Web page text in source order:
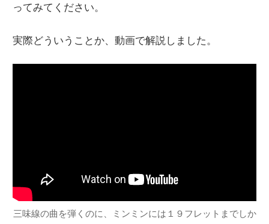
ってみてください。
実際どういうことか、動画で解説しました。
三味線の曲を弾くのに、ミンミンには１９フレットまでしか